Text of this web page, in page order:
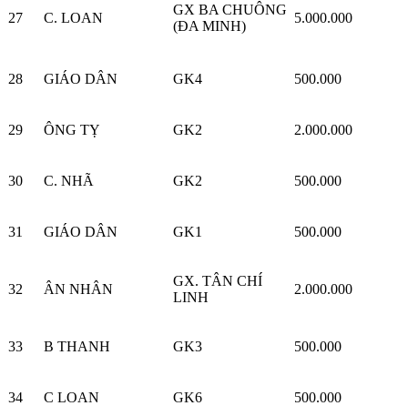
27 C. LOAN
GX BA CHUÔNG
(ĐA MINH)
5.000.000
28 GIÁO DÂN GK4 500.000
29 ÔNG TỴ GK2 2.000.000
30 C. NHÃ GK2 500.000
31 GIÁO DÂN GK1 500.000
32 ÂN NHÂN
GX. TÂN CHÍ
LINH
2.000.000
33 B THANH GK3 500.000
34 C LOAN GK6 500.000